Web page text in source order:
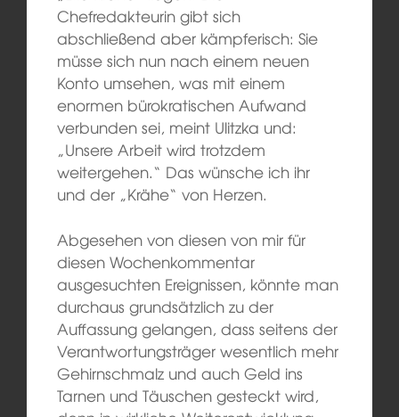
Chefredakteurin gibt sich
abschließend aber kämpferisch: Sie
müsse sich nun nach einem neuen
Konto umsehen, was mit einem
enormen bürokratischen Aufwand
verbunden sei, meint Ulitzka und:
„Unsere Arbeit wird trotzdem
weitergehen.“ Das wünsche ich ihr
und der „Krähe“ von Herzen.
Abgesehen von diesen von mir für
diesen Wochenkommentar
ausgesuchten Ereignissen, könnte man
durchaus grundsätzlich zu der
Auffassung gelangen, dass seitens der
Verantwortungsträger wesentlich mehr
Gehirnschmalz und auch Geld ins
Tarnen und Täuschen gesteckt wird,